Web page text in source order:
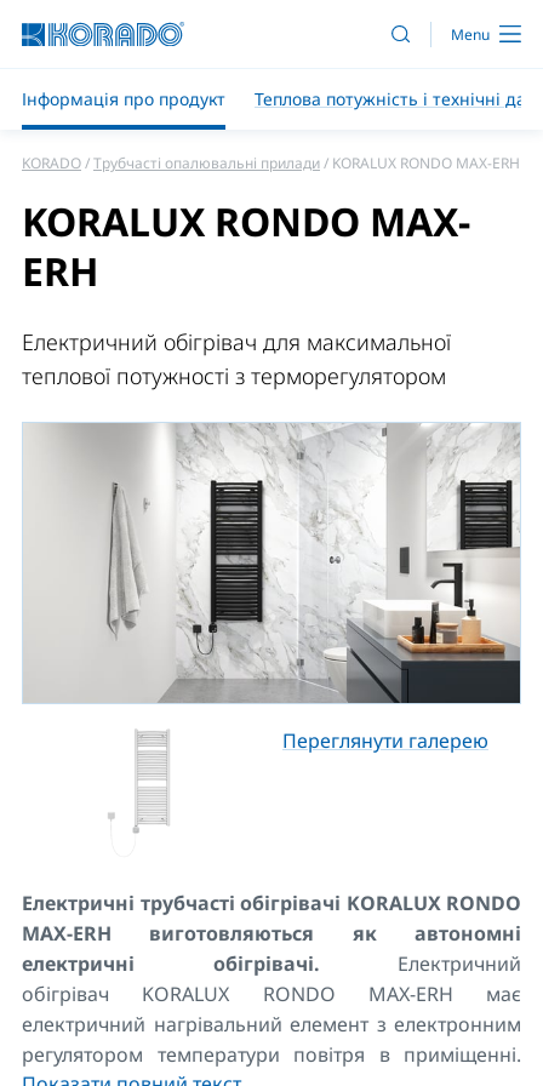
Інформація про продукт Теплова потужність і технічні дані
KORADO Трубчасті опалювальні прилади KORALUX RONDO MAX-ERH
KORALUX RONDO MAX-
ERH
Електричний обігрівач для максимальної
теплової потужності з терморегулятором
Переглянути галерею
Електричні трубчасті обігрівачі KORALUX RONDO
MAX-ERH виготовляються як автономні
електричні обігрівачі. Електричний
обігрівач KORALUX RONDO MAX-ERH має
електричний нагрівальний елемент з електронним
регулятором температури повітря в приміщенні.